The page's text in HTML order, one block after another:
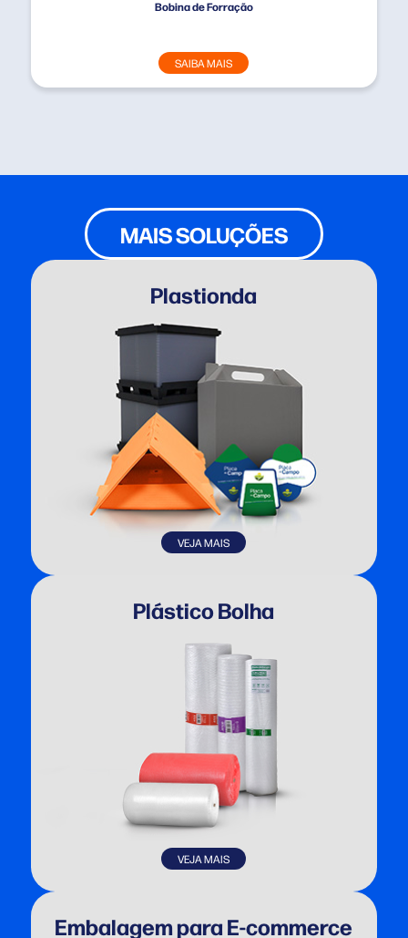
Bobina de Forração
SAIBA MAIS
MAIS SOLUÇÕES
Embalagem para E-commerce
Plástico Bolha
VEJA MAIS
Plastionda
VEJA MAIS